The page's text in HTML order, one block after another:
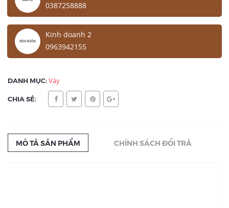
0387258888
Kinh doanh 2
0963942155
DANH MỤC:Váy
CHIA SẺ:
MÔ TẢ SẢN PHẨM CHÍNH SÁCH ĐỔI TRẢ